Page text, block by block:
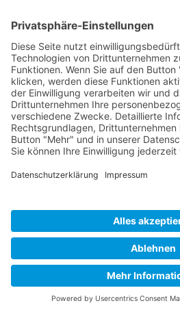
Art. 6 Abs. 1 lit. f DSGVO. Der
berechtigtes Interesse an der
Darstellung und der Optimierung
hierzu müssen die Server-Log-
KONTAKTFORMULAR
zukommen lassen, werden Ihre
angegebenen Kontaktdaten
Anfrage und für den Fall von
gespeichert. Diese Daten geben
Einwilligung weiter.
Die Verarbeitung dieser Daten